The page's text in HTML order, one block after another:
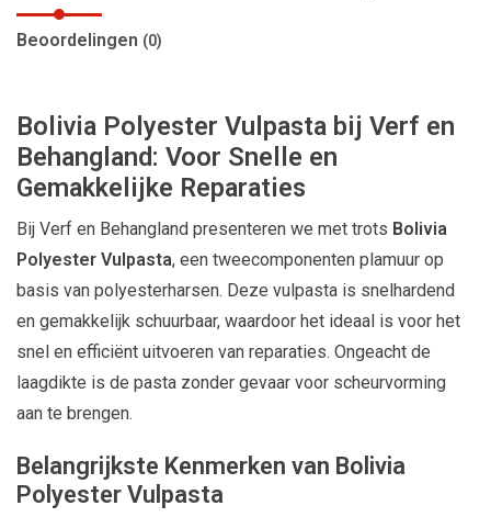
Beoordelingen (0)
Bolivia Polyester Vulpasta bij Verf en
Behangland: Voor Snelle en
Gemakkelijke Reparaties
Bij Verf en Behangland presenteren we met trots Bolivia
Polyester Vulpasta, een tweecomponenten plamuur op
basis van polyesterharsen. Deze vulpasta is snelhardend
en gemakkelijk schuurbaar, waardoor het ideaal is voor het
snel en efficiënt uitvoeren van reparaties. Ongeacht de
laagdikte is de pasta zonder gevaar voor scheurvorming
aan te brengen.
Belangrijkste Kenmerken van Bolivia
Polyester Vulpasta